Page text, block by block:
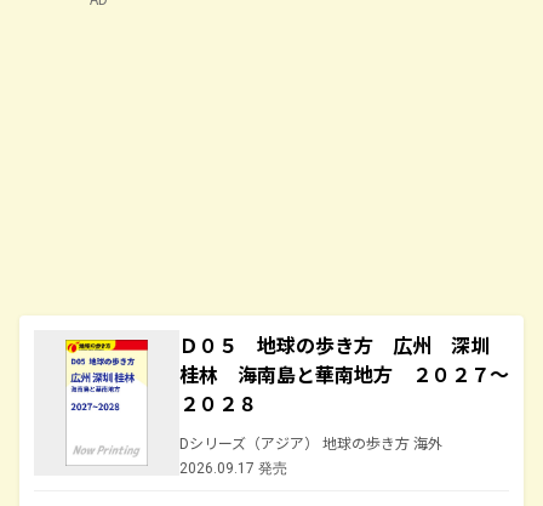
Ｄ０５ 地球の歩き方 広州 深圳
桂林 海南島と華南地方 ２０２７～
２０２８
Dシリーズ（アジア） 地球の歩き方 海外
2026.09.17 発売